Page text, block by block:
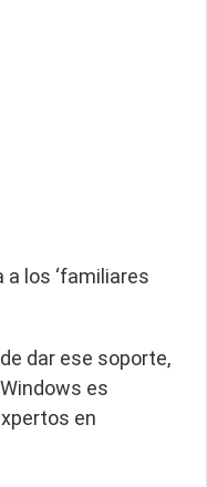
los ‘familiares
dar ese soporte,
es
en